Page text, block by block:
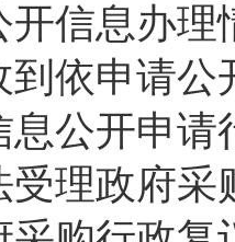
开信息办理
到依申请公
息公开申
理政府